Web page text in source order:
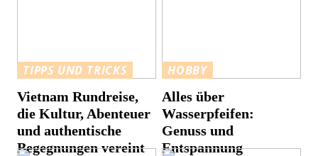
TIPPS UND TRICKS
Vietnam Rundreise,
die Kultur, Abenteuer
und authentische
Begegnungen vereint
HOBBY
Alles über
Wasserpfeifen:
Genuss und
Entspannung